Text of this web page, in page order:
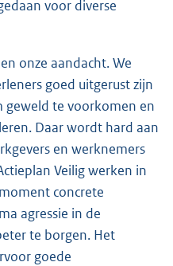
voor diverse
onze aandacht. We
goed uitgerust zijn
te voorkomen en
Daar wordt hard aan
en werknemers
Veilig werken in
concrete
agressie in de
te borgen. Het
goede